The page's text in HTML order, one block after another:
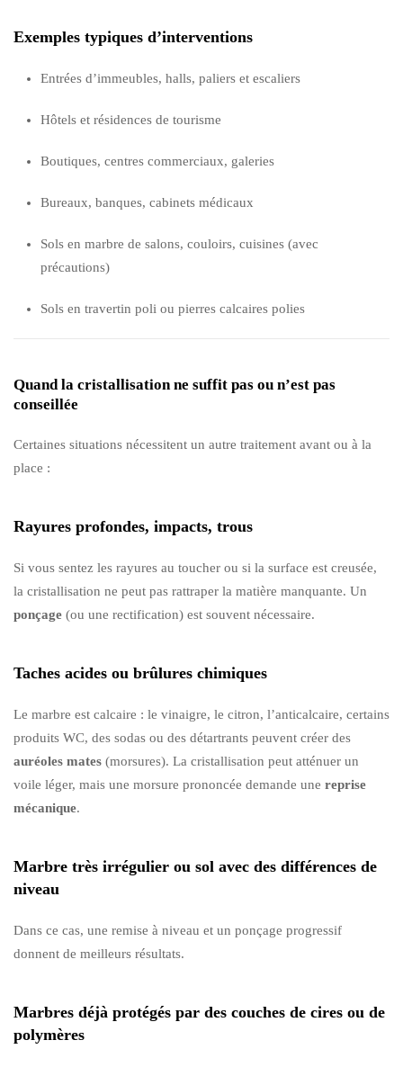
Exemples typiques d’interventions
Entrées d’immeubles, halls, paliers et escaliers
Hôtels et résidences de tourisme
Boutiques, centres commerciaux, galeries
Bureaux, banques, cabinets médicaux
Sols en marbre de salons, couloirs, cuisines (avec
précautions)
Sols en travertin poli ou pierres calcaires polies
Quand la cristallisation ne suffit pas ou n’est pas
conseillée
Certaines situations nécessitent un autre traitement avant ou à la
place :
Rayures profondes, impacts, trous
Si vous sentez les rayures au toucher ou si la surface est creusée,
la cristallisation ne peut pas rattraper la matière manquante. Un
ponçage (ou une rectification) est souvent nécessaire.
Taches acides ou brûlures chimiques
Le marbre est calcaire : le vinaigre, le citron, l’anticalcaire, certains
produits WC, des sodas ou des détartrants peuvent créer des
auréoles mates (morsures). La cristallisation peut atténuer un
voile léger, mais une morsure prononcée demande une reprise
mécanique.
Marbre très irrégulier ou sol avec des différences de
niveau
Dans ce cas, une remise à niveau et un ponçage progressif
donnent de meilleurs résultats.
Marbres déjà protégés par des couches de cires ou de
polymères